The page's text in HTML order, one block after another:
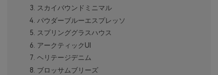
スカイバウンドミニマル
パウダーブルーエスプレッソ
スプリンググラスハウス
アークティックUI
ヘリテージデニム
ブロッサムブリーズ